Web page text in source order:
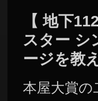
【 地下
スター シ
ージを教
本屋大賞の